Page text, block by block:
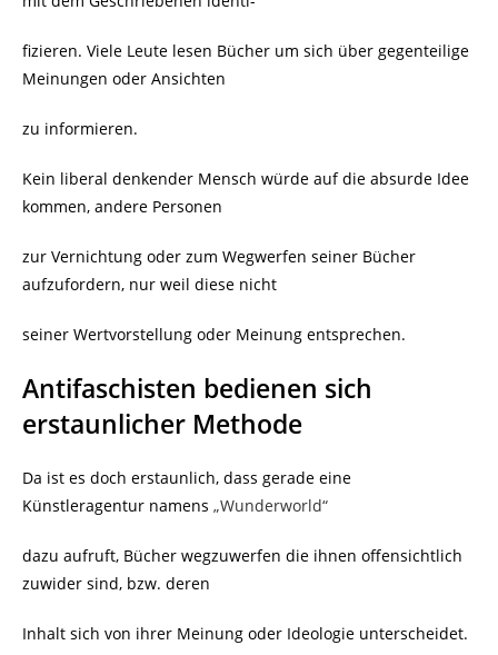
fizieren. Viele Leute lesen Bücher um sich über gegenteilige
Meinungen oder Ansichten
zu informieren.
Kein liberal denkender Mensch würde auf die absurde Idee
kommen, andere Personen
zur Vernichtung oder zum Wegwerfen seiner Bücher
aufzufordern, nur weil diese nicht
seiner Wertvorstellung oder Meinung entsprechen.
Antifaschisten bedienen sich
erstaunlicher Methode
Da ist es doch erstaunlich, dass gerade eine
Künstleragentur namens „Wunderworld“
dazu aufruft, Bücher wegzuwerfen die ihnen offensichtlich
zuwider sind, bzw. deren
Inhalt sich von ihrer Meinung oder Ideologie unterscheidet.